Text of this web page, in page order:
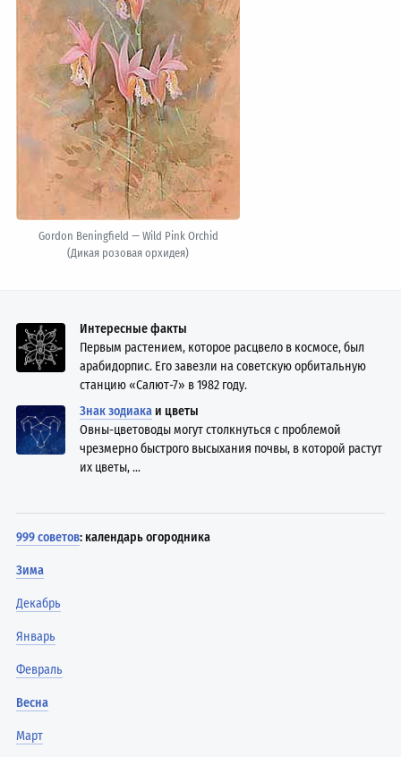
Gordon Beningfield — Wild Pink Orchid
(Дикая розовая орхидея)
Интересные факты
Первым растением, которое расцвело в космосе, был
арабидорпис. Его завезли на советскую орбитальную
станцию «Салют-7» в 1982 году.
Знак зодиака и цветы
Овны-цветоводы могут столкнуться с проблемой
чрезмерно быстрого высыхания почвы, в которой растут
их цветы, ...
999 советов: календарь огородника
Зима
Декабрь
Январь
Февраль
Весна
Март